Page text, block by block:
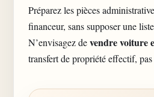
Préparez les pièces
financeur, sans supposer une
N’envisagez devendre voiture
transfert de propriété effectif,